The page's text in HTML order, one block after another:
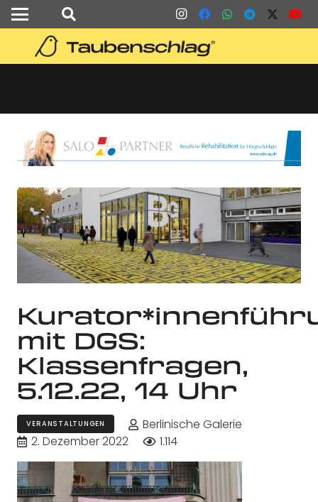
mit DGS:
Klassenfragen,
5.12.22, 14 Uhr
VERANSTALTUNGEN
Berlinische Galerie
2. Dezember 2022
1.114